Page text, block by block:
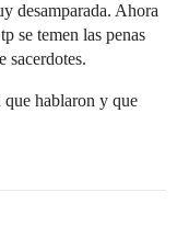
desamparada. Ahora
se temen las penas
sacerdotes.
hablaron y que